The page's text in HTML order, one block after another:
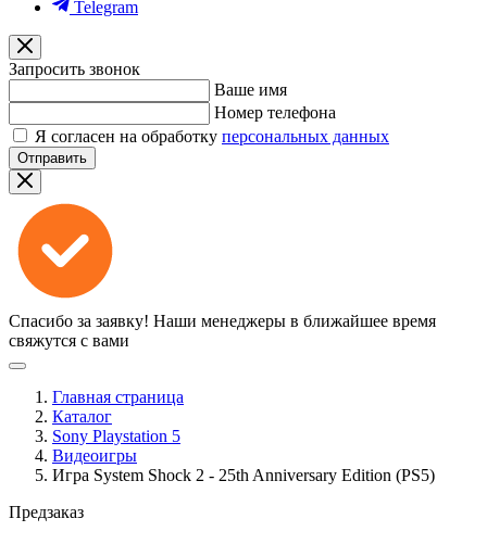
Telegram
Запросить звонок
Ваше имя
Номер телефона
Я согласен на обработку персональных данных
Отправить
Спасибо за заявку! Наши менеджеры в ближайшее время
свяжутся с вами
Главная страница
Каталог
Sony Playstation 5
Видеоигры
Игра System Shock 2 - 25th Anniversary Edition (PS5)
Предзаказ